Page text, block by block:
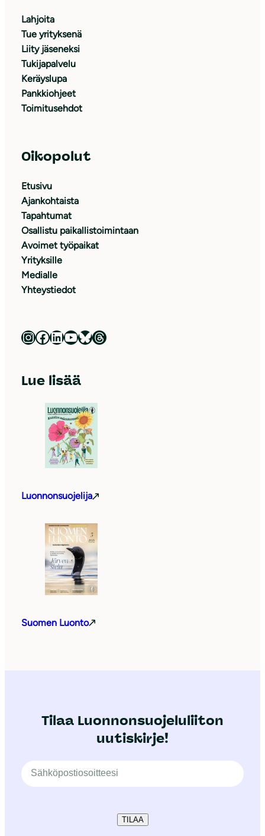
Lahjoita
Tue yrityksenä
Liity jäseneksi
Tukijapalvelu
Keräyslupa
Pankkiohjeet
Toimitusehdot
Oikopolut
Etusivu
Ajankohtaista
Tapahtumat
Osallistu paikallistoimintaan
Avoimet työpaikat
Yrityksille
Medialle
Yhteystiedot
Luonnonsuojeluliitto Instagramissa Luonnonsuojeluliitto Facebookissa Luonnonsuojeluliitto LinkedInissä Luonnonsuojeluliiton YouTube-kanava Luonnonsuojeluliitto Blueskyssa Luonnonsuojeluliitto Threadsissa
Lue lisää
Luonnonsuojelija
Suomen Luonto
Tilaa Luonnonsuojeluliiton
uutiskirje!
TILAA